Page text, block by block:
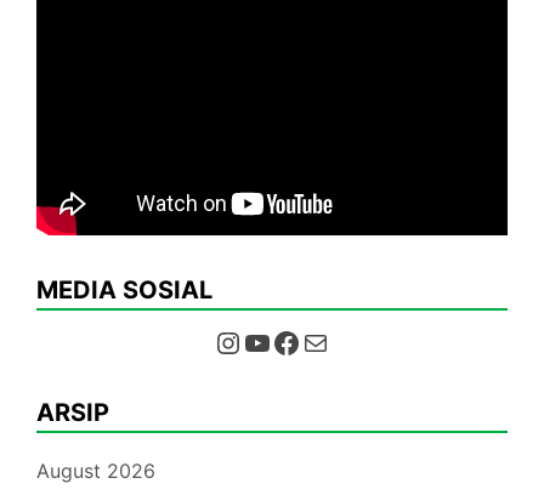
MEDIA SOSIAL
Instagram YouTube Facebook Mail
ARSIP
August 2026